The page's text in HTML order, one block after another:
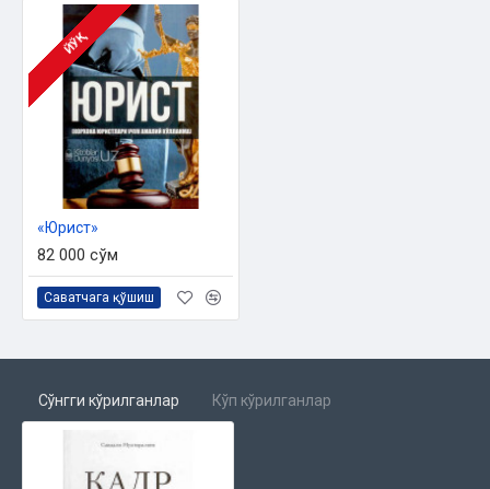
ЙЎҚ
«Юрист»
82 000 сўм
Саватчага қўшиш
Сўнгги кўрилганлар Кўп кўрилганлар